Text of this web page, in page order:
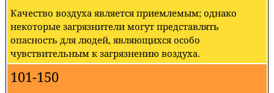
Качество воздуха является приемлемым; однако
некоторые загрязнители могут представлять
опасность для людей, являющихся особо
чувствительным к загрязнению воздуха.
101-150